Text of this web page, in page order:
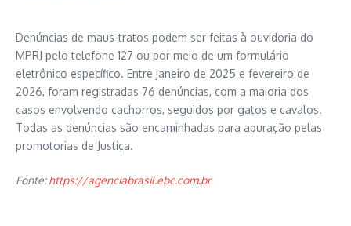
Denúncias de maus-tratos podem ser feitas à ouvidoria do
MPRJ pelo telefone 127 ou por meio de um formulário
eletrônico específico. Entre janeiro de 2025 e fevereiro de
2026, foram registradas 76 denúncias, com a maioria dos
casos envolvendo cachorros, seguidos por gatos e cavalos.
Todas as denúncias são encaminhadas para apuração pelas
promotorias de Justiça.
Fonte:https://agenciabrasil.ebc.com.br